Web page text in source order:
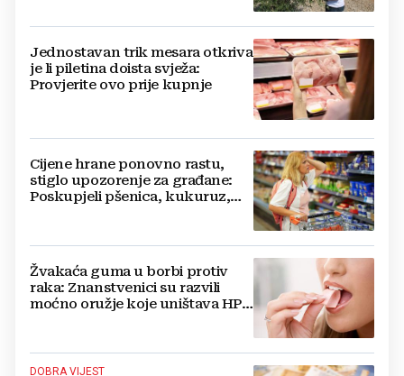
Jednostavan trik mesara otkriva
je li piletina doista svježa:
Provjerite ovo prije kupnje
Cijene hrane ponovno rastu,
stiglo upozorenje za građane:
Poskupjeli pšenica, kukuruz,
Žvakaća guma u borbi protiv
raka: Znanstvenici su razvili
moćno oružje koje uništava HPV
DOBRA VIJEST